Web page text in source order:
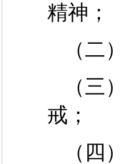
精神；
（二）
（
戒；
（